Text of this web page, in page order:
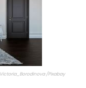
/Pixabay